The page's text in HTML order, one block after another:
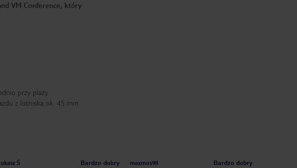
VM Conference, który
przy plaży
z lotniska ok. 45 min
Ś
Bardzo dobry
maxmos98
Bardzo dobry